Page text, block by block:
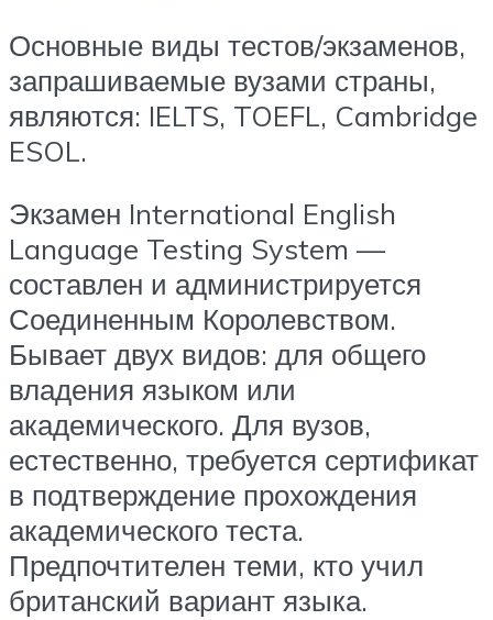
Основные виды тестов/экзаменов,
запрашиваемые вузами страны,
являются: IELTS, TOEFL, Cambridge
ESOL.
Экзамен International English
Language Testing System —
составлен и администрируется
Соединенным Королевством.
Бывает двух видов: для общего
владения языком или
академического. Для вузов,
естественно, требуется сертификат
в подтверждение прохождения
академического теста.
Предпочтителен теми, кто учил
британский вариант языка.